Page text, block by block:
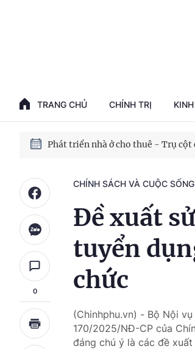
TRANG CHỦ CHÍNH TRỊ
Phát triển kinh tế nhà nước trong
Phát triển nhà ở cho thuê - Trụ cột
0
CHÍNH SÁCH VÀ CUỘC SỐNG
Đề xuất
tuyển
chức
(Chinhphu.vn) - Bộ Nội
170/2025/NĐ-CP của
đáng chú ý là các đề